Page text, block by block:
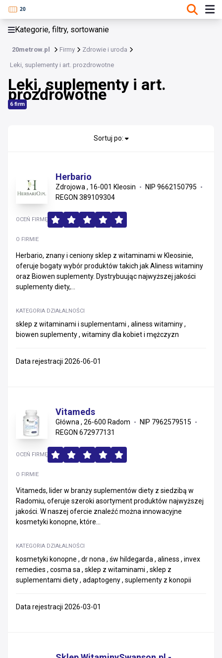
Kategorie, filtry, sortowanie
20metrow.pl Firmy Zdrowie i uroda
Leki, suplementy i art. prozdrowotne
Leki, suplementy i art.
prozdrowotne
6 firm
Zdrowie i uroda
Kosmetyki i pielęgnacja
Usługi medyczne i terapia
Sortuj po:
Herbario
Zdrojowa , 16-001 Kleosin
NIP 9662150795
REGON 389109304
O FIRMIE
Herbario, znany i ceniony sklep z witaminami w Kleosinie,
oferuje bogaty wybór produktów takich jak Aliness witaminy
oraz Biowen suplementy. Dystrybuując najwyższej jakości
suplementy diety,...
KATEGORIA DZIAŁALNOŚCI
sklep z witaminami i suplementami , aliness witaminy ,
biowen suplementy , witaminy dla kobiet i mężczyzn
OCEŃ FIRMĘ
Data rejestracji 2026-06-01
Vitameds
Główna , 26-600 Radom
NIP 7962579515
REGON 672977131
O FIRMIE
Vitameds, lider w branży suplementów diety z siedzibą w
Radomiu, oferuje szeroki asortyment produktów najwyższej
jakości. W naszej ofercie znaleźć można innowacyjne
kosmetyki konopne, które...
KATEGORIA DZIAŁALNOŚCI
kosmetyki konopne , dr nona , św hildegarda , aliness , invex
remedies , cosma sa , sklep z witaminami , sklep z
suplementami diety , adaptogeny , suplementy z konopii
OCEŃ FIRMĘ
Data rejestracji 2026-03-01